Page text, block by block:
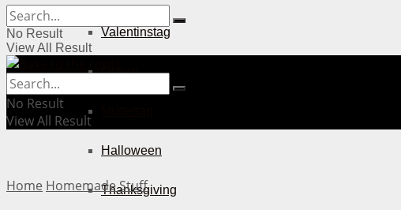
Valentinstag
Ostern
Halloween
Thanksgiving
No Result
View All Result
No Result
View All Result
Home Homemade Stuff